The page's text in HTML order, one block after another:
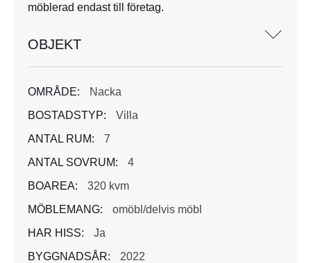
möblerad endast till företag.
OBJEKT
OMRÅDE:
Nacka
BOSTADSTYP:
Villa
ANTAL RUM:
7
ANTAL SOVRUM:
4
BOAREA:
320 kvm
MÖBLEMANG:
omöbl/delvis möbl
HAR HISS:
Ja
BYGGNADSÅR:
2022